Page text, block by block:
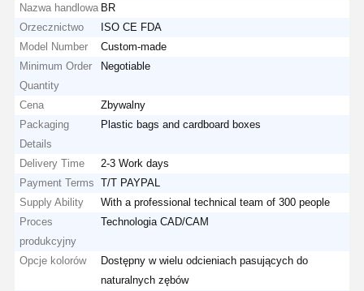
Nazwa handlowa BR
Orzecznictwo
ISO CE FDA
Model Number
Custom-made
Minimum Order
Quantity
Negotiable
Cena
Zbywalny
Packaging
Details
Plastic bags and cardboard boxes
Delivery Time
2-3 Work days
Payment Terms
T/T PAYPAL
Supply Ability
With a professional technical team of 300 people
Proces
produkcyjny
Technologia CAD/CAM
Opcje kolorów
Dostępny w wielu odcieniach pasujących do
naturalnych zębów